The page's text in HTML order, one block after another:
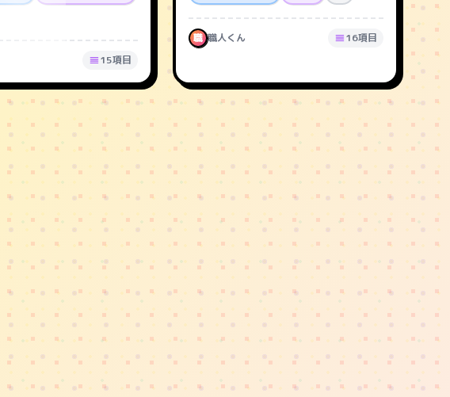
15項目
職 職人くん 16項目